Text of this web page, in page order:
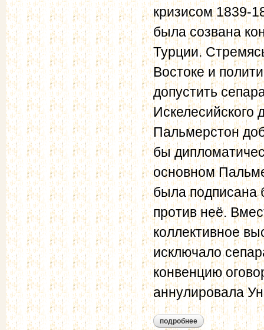
кризисом 1839-
была созвана
Турции.
Востоке и
допустить
Искелесийского
Пальмерстон
бы
основном
была подписана
против неё.
коллективное
исключало
конвенцию
аннулировала
подробнее о лондонская